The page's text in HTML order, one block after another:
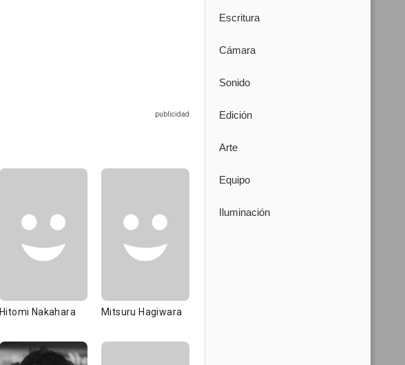
Hitomi Nakahara Mitsuru Hagiwara
Escritura
Cámara
Sonido
Edición
Arte
Equipo
Iluminación